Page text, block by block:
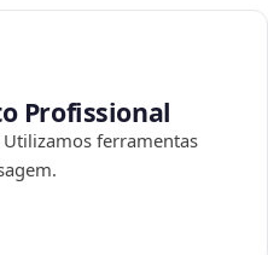
Profissional
ferramentas